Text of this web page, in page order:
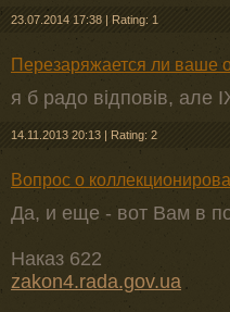
23.07.2014 17:38 | Rating: 1
Перезаряжается ли ваше
я б радо відповів, але
14.11.2013 20:13 | Rating: 2
Вопрос о
Да, и еще - вот Вам в
Наказ 622
zakon4.rada.gov.ua